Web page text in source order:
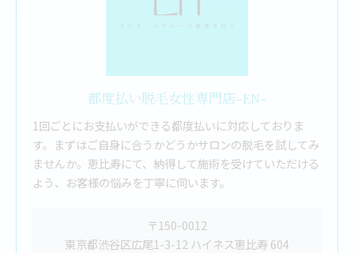
都度払い脱毛女性専門店-EN-
1回ごとにお支払いができる都度払いに対応しておりま
す。まずはご自身に合うかどうかサロンの脱毛を試してみ
ませんか。恵比寿にて、納得して施術を受けていただける
よう、お客様の悩みを丁寧に伺います。
〒150-0012
東京都渋谷区広尾1-3-12 ハイネス恵比寿 604